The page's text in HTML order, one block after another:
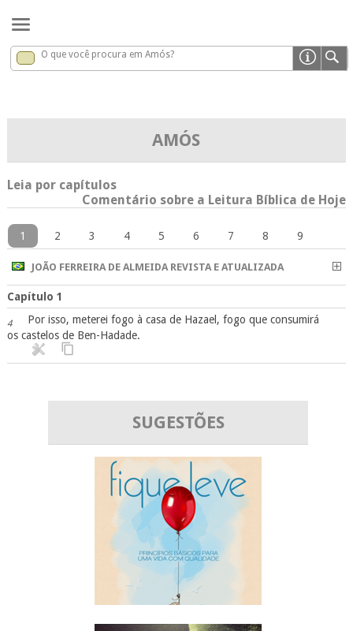
Amós x
O que você procura em Amós?
AMÓS
Leia por capítulos
Comentário sobre a Leitura Bíblica de Hoje
1 2 3 4 5 6 7 8 9
JOÃO FERREIRA DE ALMEIDA REVISTA E ATUALIZADA
Capítulo 1
4
Por isso, meterei fogo à casa de Hazael, fogo que consumirá
os castelos de Ben-Hadade.
SUGESTÕES